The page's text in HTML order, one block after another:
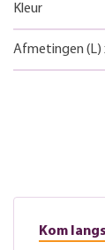
Kleur
Afmetingen (L)
Kom